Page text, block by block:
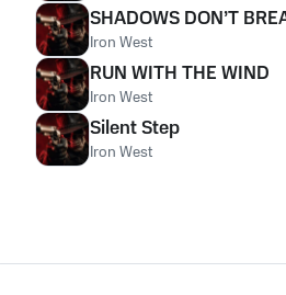
SHADOWS DON’T
Iron West
RUN WITH THE WIND
Iron West
Silent Step
Iron West